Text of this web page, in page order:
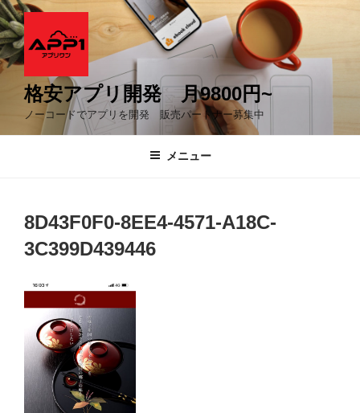
コ
ン
テ
ン
格安アプリ開発 月9800円~
ノーコードでアプリを開発 販売パートナー募集中
メニュー
8D43F0F0-8EE4-4571-A18C-
3C399D439446